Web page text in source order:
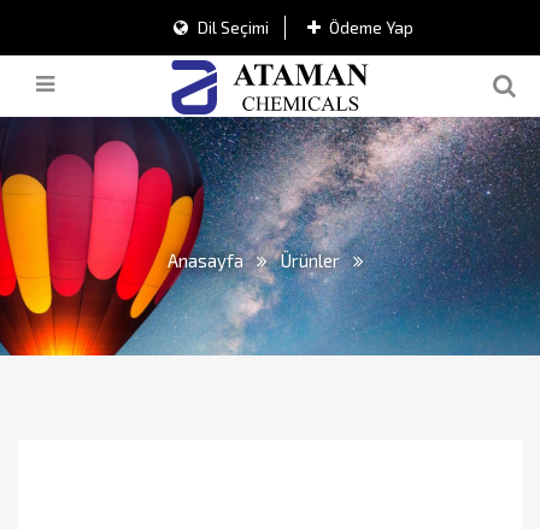
Dil Seçimi Ödeme Yap
Anasayfa Ürünler